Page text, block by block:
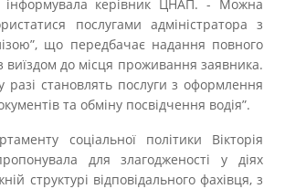
керівник ЦНАП. - Можна
послугами адміністратора з
що передбачає надання повного
виїздом до місця проживання заявника.
разі становлять послуги з оформлення
та обміну посвідчення водія”.
соціальної політики Вікторія
для злагодженості у діях
структурі відповідального фахівця, з